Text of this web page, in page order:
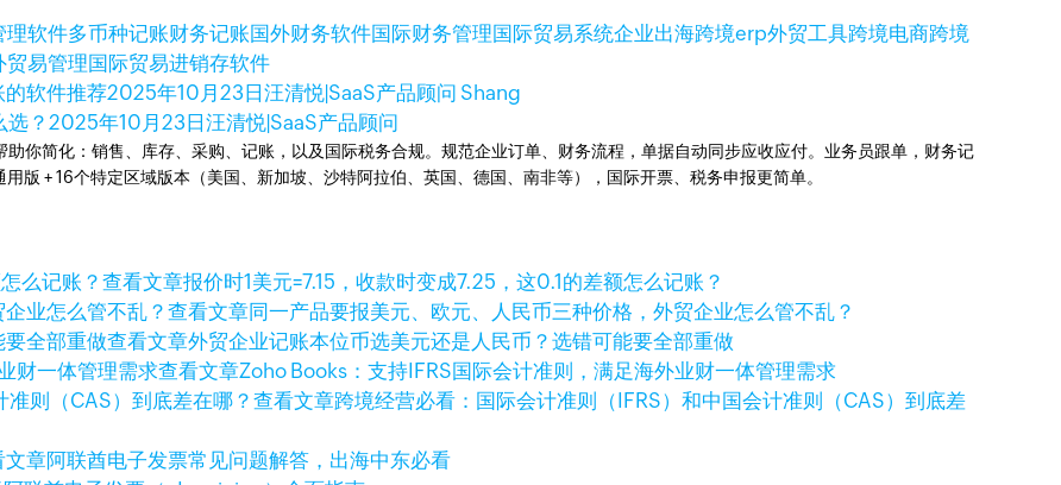
理软件多币种记账财务记账国外财务软件国际财务管理国际贸易系统企业出海跨境erp外贸工具跨境电商跨境
贸易管理国际贸易进销存软件
的软件推荐2025年10月23日汪清悦|SaaS产品顾问 Shang
选？2025年10月23日汪清悦|SaaS产品顾问
你简化：销售、库存、采购、记账，以及国际税务合规。规范企业订单、财务流程，单据自动同步应收应付。业务员跟单，财务记
版 + 16个特定区域版本（美国、新加坡、沙特阿拉伯、英国、德国、南非等），国际开票、税务申报更简单。
查看文章报价时1美元=7.15，收款时变成7.25，这0.1的差额怎么记账？
查看文章同一产品要报美元、欧元、人民币三种价格，外贸企业怎么管不乱？
查看文章外贸企业记账本位币选美元还是人民币？选错可能要全部重做
查看文章Zoho Books：支持IFRS国际会计准则，满足海外业财一体管理需求
查看文章跨境经营必看：国际会计准则（IFRS）和中国会计准则（CAS）到底差
文章阿联酋电子发票常见问题解答，出海中东必看